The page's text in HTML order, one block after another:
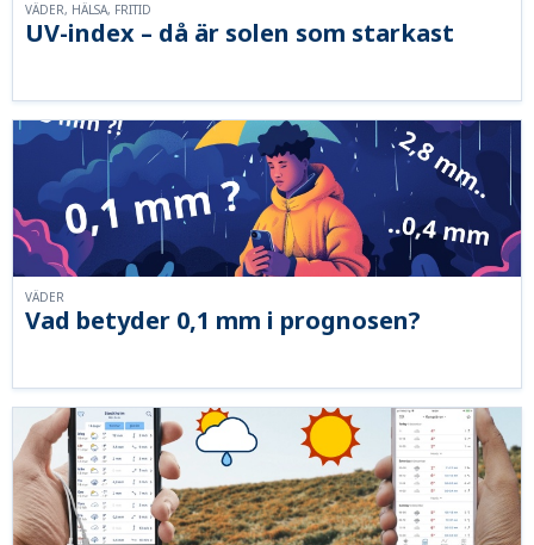
UV-index – då är solen som starkast
VÄDER, HÄLSA, FRITID
Vad betyder 0,1 mm i prognosen?
VÄDER